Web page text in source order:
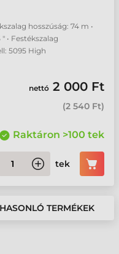
hosszúság: 74 m •
• Festékszalag
5095 High
nettó 2 000 Ft
(2 540 Ft)
Raktáron >100 tek
tek
HASONLÓ TERMÉKEK